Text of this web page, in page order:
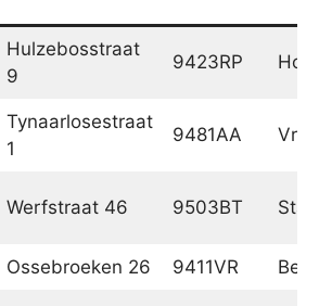
Hulzebosstraat
9
9423RP
Tynaarlosestraat
1
9481AA
Werfstraat 46 9503BT
Ossebroeken 26 9411VR